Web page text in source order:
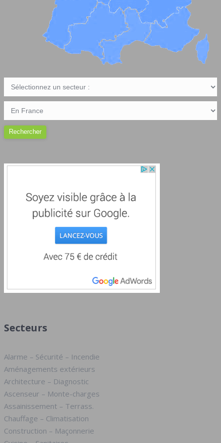
Secteurs
Alarme – Sécurité – Incendie
Aménagements extérieurs
Architecture – Diagnostic
Ascenseur – Monte-charges
Assainissement – Terrass.
Chauffage – Climatisation
Construction – Maçonnerie